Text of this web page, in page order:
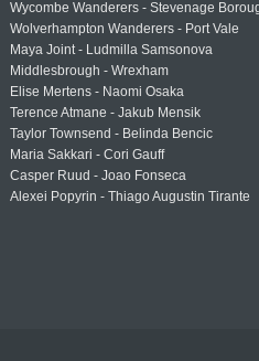
Wycombe Wanderers - Stevenage
Wolverhampton Wanderers - Port Vale
Maya Joint - Ludmilla Samsonova
Middlesbrough - Wrexham
Elise Mertens - Naomi Osaka
Terence Atmane - Jakub Mensik
Taylor Townsend - Belinda Bencic
Maria Sakkari - Cori Gauff
Casper Ruud - Joao Fonseca
Alexei Popyrin - Thiago Augustin Tirante